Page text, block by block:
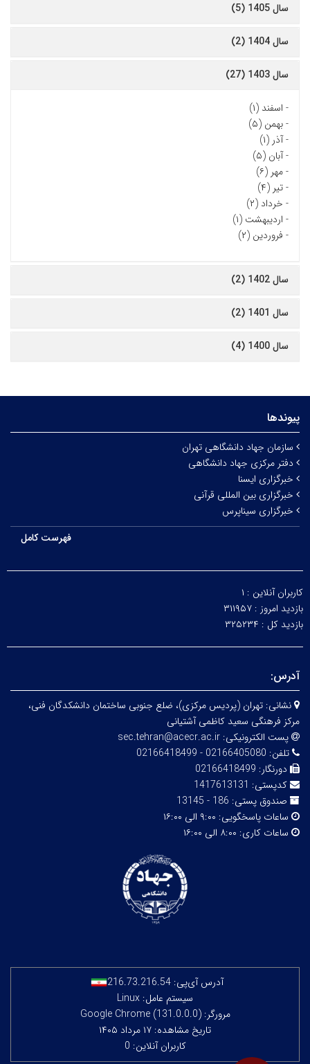
سال 1405 (5)
سال 1404 (2)
سال 1403 (27)
- اسفند (۱)
-بهمن (۵)
-آذر (۱)
-آبان (۵)
-مهر (۶)
-تیر (۴)
- خرداد (۲)
- اردیبهشت (۱)
- فروردین (۲)
سال 1402 (2)
سال 1401 (2)
سال 1400 (4)
پیوندها
سازمان جهاد دانشگاهی تهران
دفتر مرکزی جهاد دانشگاهی
خبرگزاری ایسنا
خبرگزاری بین المللی قرآنی
خبرگزاری سیناپرس
فهرست کامل
کاربران آنلاین : ۱
بازدید امروز : ۳۱۱۹۵۷
بازدید کل : ۳۲۵۲۳۴
آدرس:
نشانی: تهران (پردیس مرکزی)، ضلع جنوبی ساختمان دانشکدگان فنی،
مرکز فرهنگی سعید کاظمی آشتیانی
پست الکترونیکی: sec.tehran@acecr.ac.ir
تلفن: 02166405080 - 02166418499
دورنگار: 02166418499
کدپستی: 1417613131
صندوق پستی: 186 - 13145
ساعات پاسخگویی: ۹:۰۰ الی ۱۶:۰۰
ساعات کاری: ۸:۰۰ الی ۱۶:۰۰
آدرس آی‌پی: 216.73.216.54
سیستم عامل: Linux
مرورگر: Google Chrome (131.0.0.0)
تاریخ مشاهده: ۱۷ مرداد ۱۴۰۵
کاربران آنلاین: 0